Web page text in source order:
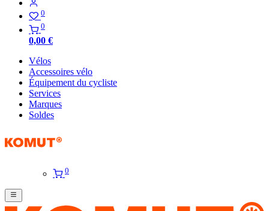
0
0
0,00 €
Vélos
Accessoires vélo
Équipement du cycliste
Services
Marques
Soldes
0